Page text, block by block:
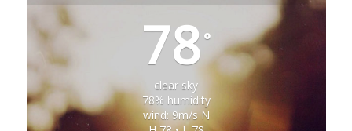
78°
clear sky
78% humidity
wind: 9m/s N